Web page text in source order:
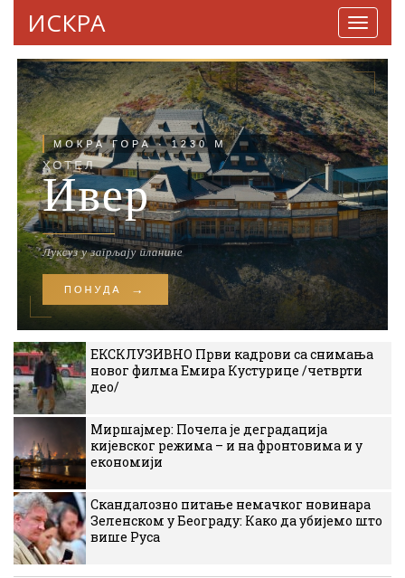
ИСКРА
ЕКСКЛУЗИВНО Први кадрови са снимања
новог филма Емира Кустурице /четврти
део/
Миршајмер: Почела је деградација
кијевског режима – и на фронтовима и у
економији
Скандалозно питање немачког новинара
Зеленском у Београду: Како да убијемо што
више Руса